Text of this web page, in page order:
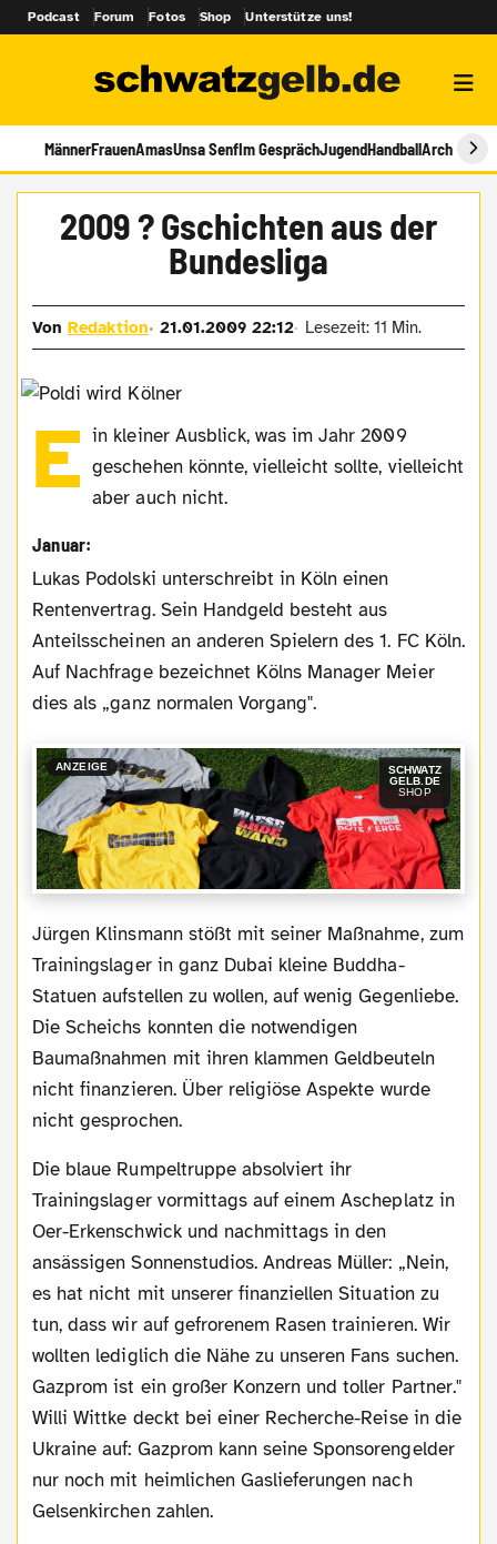
Podcast Forum Fotos Shop Unterstütze uns!
MännerFrauenAmasUnsa SenfIm GesprächJugendHandballArchiv
2009 ? Gschichten aus der
Bundesliga
VonRedaktion 21.01.2009 22:12 Lesezeit: 11 Min.
E in kleiner Ausblick, was im Jahr 2009
geschehen könnte, vielleicht sollte, vielleicht
aber auch nicht.
Januar:
Lukas Podolski unterschreibt in Köln einen
Rentenvertrag. Sein Handgeld besteht aus
Anteilsscheinen an anderen Spielern des 1. FC Köln.
Auf Nachfrage bezeichnet Kölns Manager Meier
dies als „ganz normalen Vorgang".
ANZEIGE
SCHWATZ
GELB.DE
SHOP
Jürgen Klinsmann stößt mit seiner Maßnahme, zum
Trainingslager in ganz Dubai kleine Buddha-
Statuen aufstellen zu wollen, auf wenig Gegenliebe.
Die Scheichs konnten die notwendigen
Baumaßnahmen mit ihren klammen Geldbeuteln
nicht finanzieren. Über religiöse Aspekte wurde
nicht gesprochen.
Die blaue Rumpeltruppe absolviert ihr
Trainingslager vormittags auf einem Ascheplatz in
Oer-Erkenschwick und nachmittags in den
ansässigen Sonnenstudios. Andreas Müller: „Nein,
es hat nicht mit unserer finanziellen Situation zu
tun, dass wir auf gefrorenem Rasen trainieren. Wir
wollten lediglich die Nähe zu unseren Fans suchen.
Gazprom ist ein großer Konzern und toller Partner."
Willi Wittke deckt bei einer Recherche-Reise in die
Ukraine auf: Gazprom kann seine Sponsorengelder
nur noch mit heimlichen Gaslieferungen nach
Gelsenkirchen zahlen.